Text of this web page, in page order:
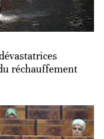
réchauffement